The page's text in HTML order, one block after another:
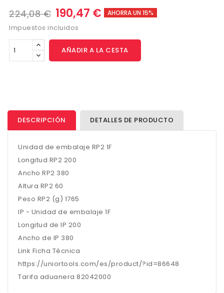
224,08 € 190,47 € AHORRA UN 15%
Impuestos incluidos
AÑADIR A LA CESTA
DESCRIPCIÓN DETALLES DE PRODUCTO
Unidad de embalaje RP2 1F
Longitud RP2 200
Ancho RP2 380
Altura RP2 60
Peso RP2 (g) 1765
IP - Unidad de embalaje 1F
Longitud de IP 200
Ancho de IP 380
Link Ficha Técnica
https://uniortools.com/es/product/?id=86648
Tarifa aduanera 82042000